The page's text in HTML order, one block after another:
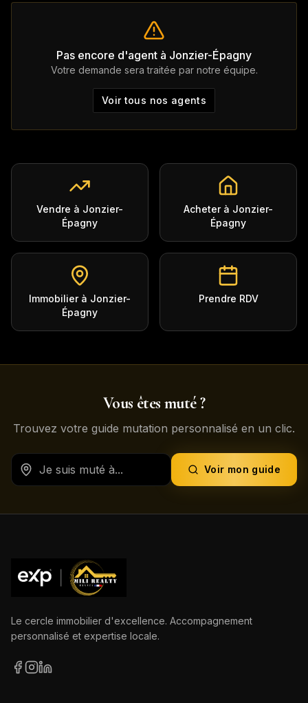
Pas encore d'agent à Jonzier-Épagny
Votre demande sera traitée par notre équipe.
Voir tous nos agents
Vendre à Jonzier-
Épagny
Acheter à Jonzier-
Épagny
Immobilier à Jonzier-
Épagny
Prendre RDV
Vous êtes muté ?
Trouvez votre guide mutation personnalisé en un clic.
Voir mon guide
Le cercle immobilier d'excellence. Accompagnement
personnalisé et expertise locale.